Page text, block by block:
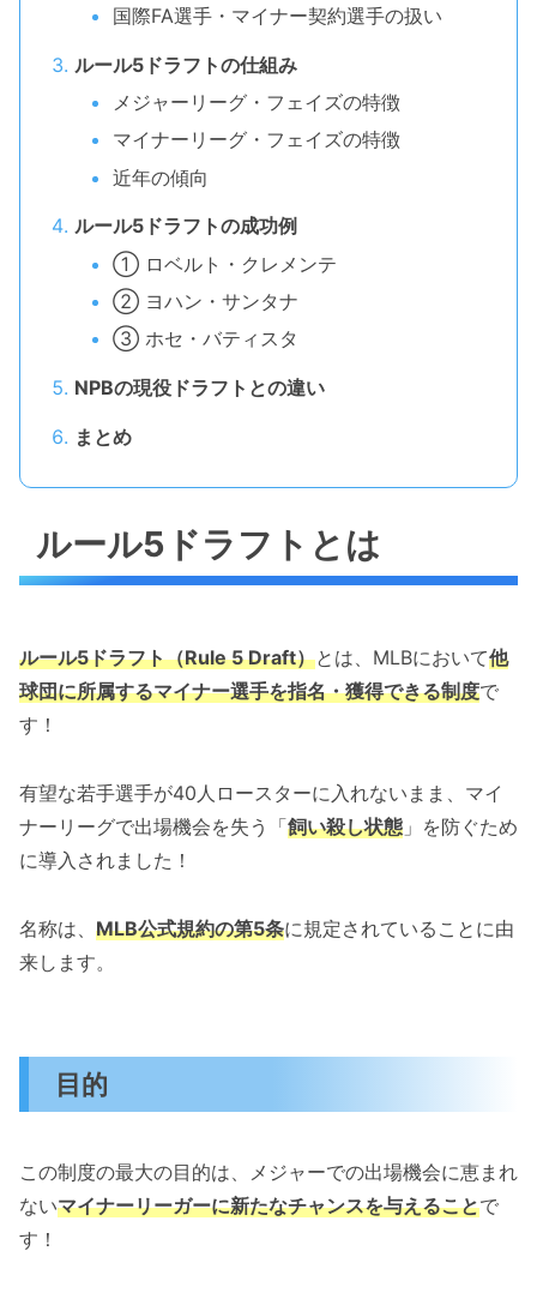
国際FA選手・マイナー契約選手の扱い
ルール5ドラフトの仕組み
メジャーリーグ・フェイズの特徴
マイナーリーグ・フェイズの特徴
近年の傾向
ルール5ドラフトの成功例
① ロベルト・クレメンテ
② ヨハン・サンタナ
③ ホセ・バティスタ
NPBの現役ドラフトとの違い
まとめ
ルール5ドラフトとは
ルール5ドラフト（Rule 5 Draft）とは、MLBにおいて他
球団に所属するマイナー選手を指名・獲得できる制度で
す！
有望な若手選手が40人ロースターに入れないまま、マイ
ナーリーグで出場機会を失う「飼い殺し状態 」を防ぐため
に導入されました！
名称は、 MLB公式規約の第5条に規定されていることに由
来します。
目的
この制度の最大の目的は、メジャーでの出場機会に恵まれ
ないマイナーリーガーに新たなチャンスを与えることで
す！